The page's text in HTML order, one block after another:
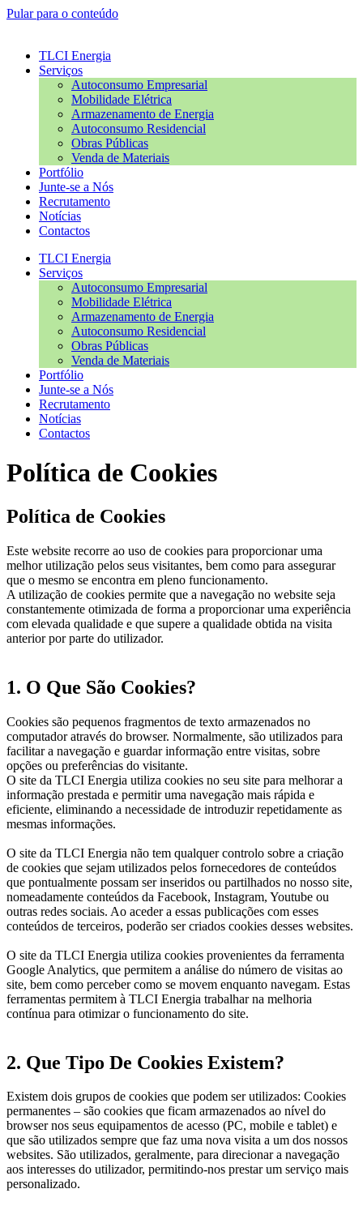
Pular para o conteúdo
TLCI Energia
Serviços
Autoconsumo Empresarial
Mobilidade Elétrica
Armazenamento de Energia
Autoconsumo Residencial
Obras Públicas
Venda de Materiais
Portfólio
Junte-se a Nós
Recrutamento
Notícias
Contactos
TLCI Energia
Serviços
Autoconsumo Empresarial
Mobilidade Elétrica
Armazenamento de Energia
Autoconsumo Residencial
Obras Públicas
Venda de Materiais
Portfólio
Junte-se a Nós
Recrutamento
Notícias
Contactos
Política de Cookies
Política de Cookies
Este website recorre ao uso de cookies para proporcionar uma
melhor utilização pelos seus visitantes, bem como para assegurar
que o mesmo se encontra em pleno funcionamento.
A utilização de cookies permite que a navegação no website seja
constantemente otimizada de forma a proporcionar uma experiência
com elevada qualidade e que supere a qualidade obtida na visita
anterior por parte do utilizador.
1. O Que São Cookies?
Cookies são pequenos fragmentos de texto armazenados no
computador através do browser. Normalmente, são utilizados para
facilitar a navegação e guardar informação entre visitas, sobre
opções ou preferências do visitante.
O site da TLCI Energia utiliza cookies no seu site para melhorar a
informação prestada e permitir uma navegação mais rápida e
eficiente, eliminando a necessidade de introduzir repetidamente as
mesmas informações.
O site da TLCI Energia não tem qualquer controlo sobre a criação
de cookies que sejam utilizados pelos fornecedores de conteúdos
que pontualmente possam ser inseridos ou partilhados no nosso site,
nomeadamente conteúdos da Facebook, Instagram, Youtube ou
outras redes sociais. Ao aceder a essas publicações com esses
conteúdos de terceiros, poderão ser criados cookies desses websites.
O site da TLCI Energia utiliza cookies provenientes da ferramenta
Google Analytics, que permitem a análise do número de visitas ao
site, bem como perceber como se movem enquanto navegam. Estas
ferramentas permitem à TLCI Energia trabalhar na melhoria
contínua para otimizar o funcionamento do site.
2. Que Tipo De Cookies Existem?
Existem dois grupos de cookies que podem ser utilizados: Cookies
permanentes – são cookies que ficam armazenados ao nível do
browser nos seus equipamentos de acesso (PC, mobile e tablet) e
que são utilizados sempre que faz uma nova visita a um dos nossos
websites. São utilizados, geralmente, para direcionar a navegação
aos interesses do utilizador, permitindo-nos prestar um serviço mais
personalizado.